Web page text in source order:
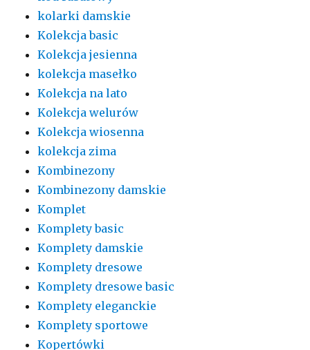
kolarki damskie
Kolekcja basic
Kolekcja jesienna
kolekcja masełko
Kolekcja na lato
Kolekcja welurów
Kolekcja wiosenna
kolekcja zima
Kombinezony
Kombinezony damskie
Komplet
Komplety basic
Komplety damskie
Komplety dresowe
Komplety dresowe basic
Komplety eleganckie
Komplety sportowe
Kopertówki